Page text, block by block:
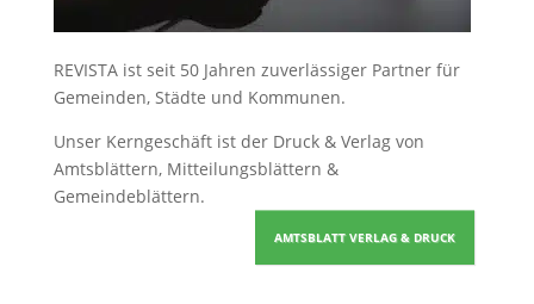
REVISTA ist seit 50 Jahren zuverlässiger Partner für
Gemeinden, Städte und Kommunen.
Unser Kerngeschäft ist der Druck & Verlag von
Amtsblättern, Mitteilungsblättern &
Gemeindeblättern.
AMTSBLATT VERLAG & DRUCK